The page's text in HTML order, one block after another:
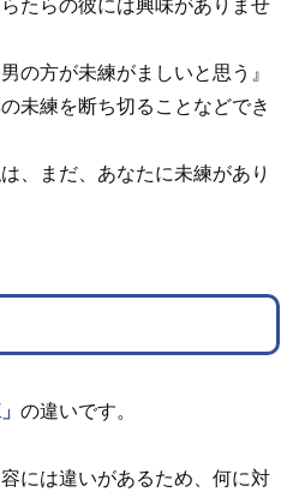
たらの彼には興味がありませ
の方が未練がましいと思う』
未練を断ち切ることなどでき
、まだ、あなたに未練があり
の違いです。
には違いがあるため、何に対